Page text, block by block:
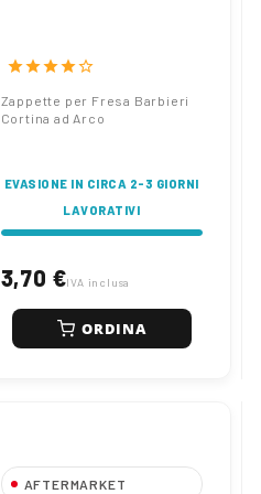
starstarstarstarstar_border
Zappette per Fresa Barbieri
Cortina ad Arco
EVASIONE IN CIRCA 2-3 GIORNI
LAVORATIVI
3,70 €IVA inclusa
ORDINA
AFTERMARKET